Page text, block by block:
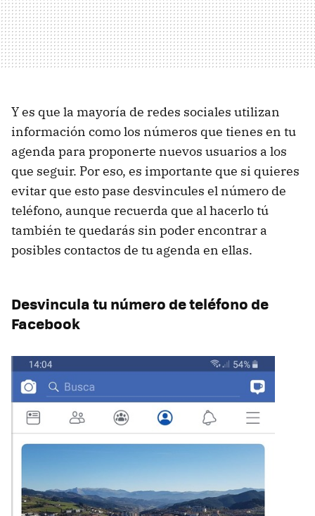
Y es que la mayoría de redes sociales utilizan
información como los números que tienes en tu
agenda para proponerte nuevos usuarios a los
que seguir. Por eso, es importante que si quieres
evitar que esto pase desvincules el número de
teléfono, aunque recuerda que al hacerlo tú
también te quedarás sin poder encontrar a
posibles contactos de tu agenda en ellas.
Desvincula tu número de teléfono de
Facebook